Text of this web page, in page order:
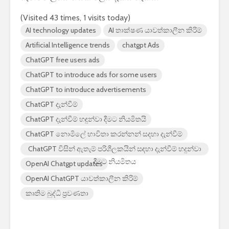
(Visited 43 times, 1 visits today)
AI technology updates
AI තාක්ෂණ යාවත්කාලීන කිරිම්
Artificial Intelligence trends
chatgpt Ads
ChatGPT free users ads
ChatGPT to introduce ads for some users
ChatGPT to introduce advertisements
ChatGPT දැන්වීම්
ChatGPT දැන්වීම් හඳුන්වා දීමට නියමිතයි
ChatGPT නොමිලේ භාවිතා කරන්නන් සදහා දැන්වීම්
ChatGPT විසින් ඇතැම් පරිශීලකයින් සඳහා දැන්වීම් හදුන්වා
දීමට නියමිතය
OpenAI Chatgpt updates
OpenAI ChatGPT යාවත්කාලීන කිරිම්
කෘතිම බුද්ධි ප්‍රවණතා